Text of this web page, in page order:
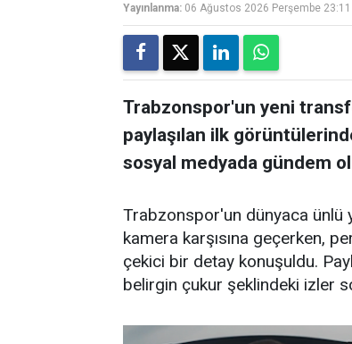
Yayınlanma: 06 Ağustos 2026 Perşembe 23:11
Trabzonspor'un yeni
paylaşılan ilk
sosyal medyada gündem
Trabzonspor'un dünyaca ünlü
kamera karşısına geçerken,
çekici bir detay konuşuldu.
belirgin çukur şeklindeki izler